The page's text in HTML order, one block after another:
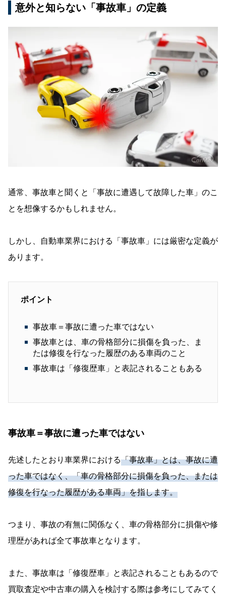
口コミや評判も参考にする
事故車を廃車にする方法
廃車手続きとは
普通車の廃車手続きの種類
普通車の永久抹消手続きの流れ
軽自動車の廃車手続きの種類
軽自動車の解体返納手続きの流れ
事故車を保有するデメリット
意外と知らない「事故車」の定義
通常、事故車と聞くと「事故に遭遇して故障した車」のこ
とを想像するかもしれません。
しかし、自動車業界における「事故車」には厳密な定義が
あります。
ポイント
事故車＝事故に遭った車ではない
事故車とは、車の骨格部分に損傷を負った、ま
たは修復を行なった履歴のある車両のこと
事故車は「修復歴車」と表記されることもある
事故車＝事故に遭った車ではない
先述したとおり車業界における「事故車」とは、事故に遭
った車ではなく、「車の骨格部分に損傷を負った、または
修復を行なった履歴がある車両」を指します。
つまり、事故の有無に関係なく、車の骨格部分に損傷や修
理歴があれば全て事故車となります。
また、事故車は「修復歴車」と表記されることもあるので
買取査定や中古車の購入を検討する際は参考にしてみてく